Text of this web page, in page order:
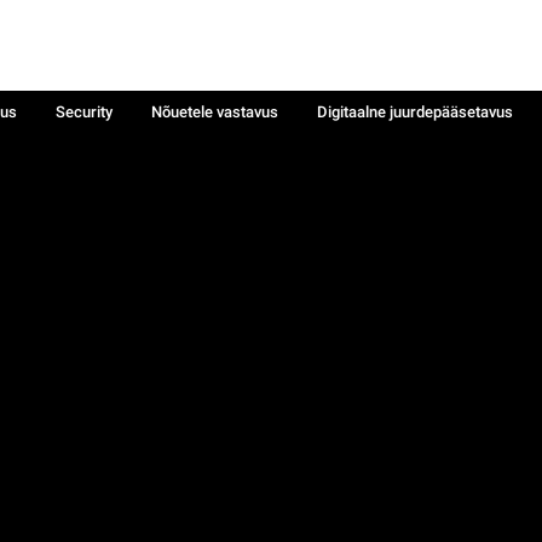
Security Nõuetele vastavus
Digitaalne juurdepääsetavus